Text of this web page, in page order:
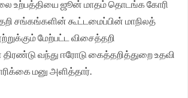
தலைவர் வேலுச்சாமி வேண்டுகோள்.
உற்பத்தியை ஜூன் மாதம் தொடங்க கோரி
சங்கங்களின் கூட்டமைப்பின் மாநிலத்
மேற்பட்ட விசைத்தறி
வந்து ஈரோடு கைத்தறித்துறை உதவி
மனு அளித்தார்.